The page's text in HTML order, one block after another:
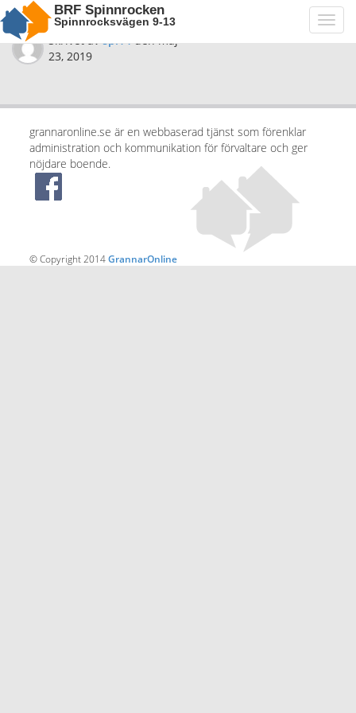
BRF Spinnrocken
Spinnrocksvägen 9-13
Skrivet avspi14denmaj
23, 2019
grannaronline.se är en webbaserad tjänst som förenklar
administration och kommunikation för förvaltare och ger
nöjdare boende.
© Copyright 2014GrannarOnline